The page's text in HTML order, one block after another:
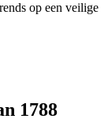
op een veilige
1788